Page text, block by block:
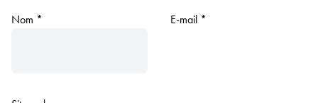
Nom * E-mail *